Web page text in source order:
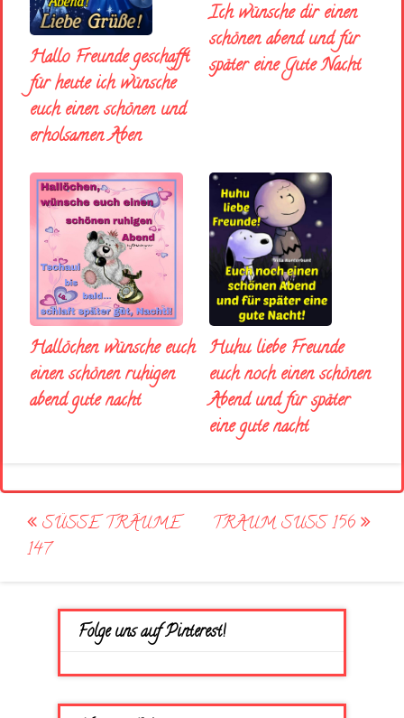
Hallo Freunde geschafft
für heute ich wünsche
euch einen schönen und
erholsamen Aben
Ich wünsche dir einen
schönen abend und fúr
später eine Gute Nacht
Hallöchen wünsche euch
einen schönen ruhigen
abend gute nacht
Huhu liebe Freunde
euch noch einen schönen
Abend und für später
eine gute nacht
Post
navigation
SÜSSE TRÄUME
147
TRAUM SUSS 156
Folge uns auf Pinterest!